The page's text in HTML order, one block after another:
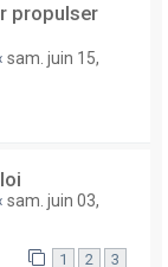
propulser
sam. juin 15,
sam. juin 03,
1 2 3